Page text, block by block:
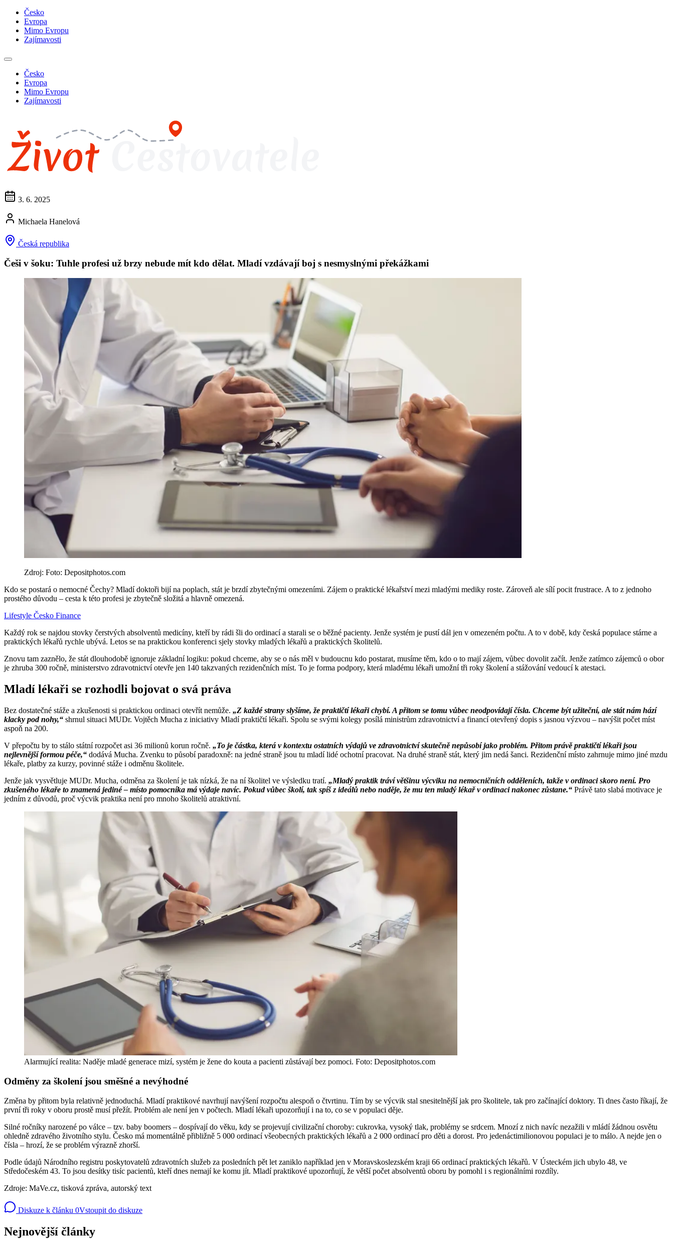
Česko
Evropa
Mimo Evropu
Zajímavosti
Česko
Evropa
Mimo Evropu
Zajímavosti
3. 6. 2025
Michaela Hanelová
Česká republika
Češi v šoku: Tuhle profesi už brzy nebude mít kdo dělat. Mladí vzdávají boj s nesmyslnými překážkami
Zdroj: Foto: Depositphotos.com
Kdo se postará o nemocné Čechy? Mladí doktoři bijí na poplach, stát je brzdí zbytečnými omezeními. Zájem o praktické lékařství mezi mladými mediky roste. Zároveň ale sílí pocit frustrace. A to z jednoho
prostého důvodu – cesta k této profesi je zbytečně složitá a hlavně omezená.
Lifestyle Česko Finance
Každý rok se najdou stovky čerstvých absolventů medicíny, kteří by rádi šli do ordinací a starali se o běžné pacienty. Jenže systém je pustí dál jen v omezeném počtu. A to v době, kdy česká populace stárne a
praktických lékařů rychle ubývá. Letos se na praktickou konferenci sjely stovky mladých lékařů a praktických školitelů.
Znovu tam zaznělo, že stát dlouhodobě ignoruje základní logiku: pokud chceme, aby se o nás měl v budoucnu kdo postarat, musíme těm, kdo o to mají zájem, vůbec dovolit začít. Jenže zatímco zájemců o obor
je zhruba 300 ročně, ministerstvo zdravotnictví otevře jen 140 takzvaných rezidenčních míst. To je forma podpory, která mladému lékaři umožní tři roky školení a stážování vedoucí k atestaci.
Mladí lékaři se rozhodli bojovat o svá práva
Bez dostatečné stáže a zkušenosti si praktickou ordinaci otevřít nemůže. „Z každé strany slyšíme, že praktičtí lékaři chybí. A přitom se tomu vůbec neodpovídají čísla. Chceme být užiteční, ale stát nám hází
klacky pod nohy,“ shrnul situaci MUDr. Vojtěch Mucha z iniciativy Mladí praktičtí lékaři. Spolu se svými kolegy posílá ministrům zdravotnictví a financí otevřený dopis s jasnou výzvou – navýšit počet míst
aspoň na 200.
V přepočtu by to stálo státní rozpočet asi 36 milionů korun ročně. „To je částka, která v kontextu ostatních výdajů ve zdravotnictví skutečně nepůsobí jako problém. Přitom právě praktičtí lékaři jsou
nejlevnější formou péče,“ dodává Mucha. Zvenku to působí paradoxně: na jedné straně jsou tu mladí lidé ochotní pracovat. Na druhé straně stát, který jim nedá šanci. Rezidenční místo zahrnuje mimo jiné mzdu
lékaře, platby za kurzy, povinné stáže i odměnu školitele.
Jenže jak vysvětluje MUDr. Mucha, odměna za školení je tak nízká, že na ní školitel ve výsledku tratí. „Mladý praktik tráví většinu výcviku na nemocničních odděleních, takže v ordinaci skoro není. Pro
zkušeného lékaře to znamená jediné – místo pomocníka má výdaje navíc. Pokud vůbec školí, tak spíš z ideálů nebo naděje, že mu ten mladý lékař v ordinaci nakonec zůstane.“ Právě tato slabá motivace je
jedním z důvodů, proč výcvik praktika není pro mnoho školitelů atraktivní.
Alarmující realita: Naděje mladé generace mizí, systém je žene do kouta a pacienti zůstávají bez pomoci. Foto: Depositphotos.com
Odměny za školení jsou směšné a nevýhodné
Změna by přitom byla relativně jednoduchá. Mladí praktikové navrhují navýšení rozpočtu alespoň o čtvrtinu. Tím by se výcvik stal snesitelnější jak pro školitele, tak pro začínající doktory. Ti dnes často říkají, že
první tři roky v oboru prostě musí přežít. Problém ale není jen v počtech. Mladí lékaři upozorňují i na to, co se v populaci děje.
Silné ročníky narozené po válce – tzv. baby boomers – dospívají do věku, kdy se projevují civilizační choroby: cukrovka, vysoký tlak, problémy se srdcem. Mnozí z nich navíc nezažili v mládí žádnou osvětu
ohledně zdravého životního stylu. Česko má momentálně přibližně 5 000 ordinací všeobecných praktických lékařů a 2 000 ordinací pro děti a dorost. Pro jedenáctimilionovou populaci je to málo. A nejde jen o
čísla – hrozí, že se problém výrazně zhorší.
Podle údajů Národního registru poskytovatelů zdravotních služeb za posledních pět let zaniklo například jen v Moravskoslezském kraji 66 ordinací praktických lékařů. V Ústeckém jich ubylo 48, ve
Středočeském 43. To jsou desítky tisíc pacientů, kteří dnes nemají ke komu jít. Mladí praktikové upozorňují, že větší počet absolventů oboru by pomohl i s regionálními rozdíly.
Zdroje: MaVe.cz, tisková zpráva, autorský text
Diskuze k článku 0Vstoupit do diskuze
Nejnovější články